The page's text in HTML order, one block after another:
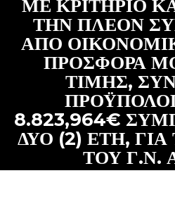
ΜΕ ΚΡΙΤΗΡΙΟ
ΤΗΝ ΠΛΕΟΝ
ΑΠΟ
ΠΡΟΣΦΟΡΑ
ΤΙΜΗΣ,
8.823,964€
ΔΥΟ (2) ΕΤΗ,
ΤΟΥ Γ.Ν.